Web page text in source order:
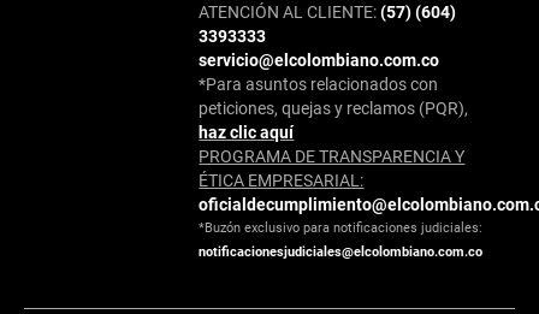
ATENCIÓN AL CLIENTE:(57) (604)
3393333
servicio@elcolombiano.com.co
*Para asuntos relacionados con
peticiones, quejas y reclamos (PQR),
haz clic aquí
PROGRAMA DE TRANSPARENCIA Y
ÉTICA EMPRESARIAL:
*Buzón exclusivo para notificaciones judiciales:
notificacionesjudiciales@elcolombiano.com.co